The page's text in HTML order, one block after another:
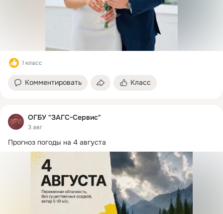
1 класс
Комментировать Класс
ОГБУ "ЗАГС-Сервис"
3 авг
Прогноз погоды на 4 августа